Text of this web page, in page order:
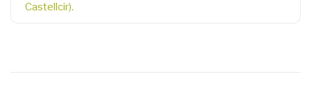
Castellcir).